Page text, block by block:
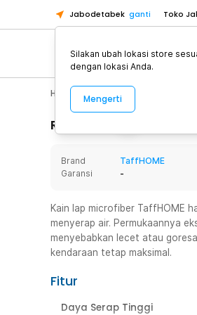
Jabodetabek ganti Toko
Toko
Toko
Pick n
Pick n
Toko
Toko
Toko
Pick n
Hobby Mobil Aksesoris
Rincian Produk
Brand
TaffHOME
Garansi
-
Kain lap microfiber TaffHOME
menyerap air. Permukaannya
menyebabkan lecet atau
kendaraan tetap maksimal.
Fitur
Daya Serap Tinggi
Silakan ubah lokasi store
dengan lokasi Anda.
Mengerti